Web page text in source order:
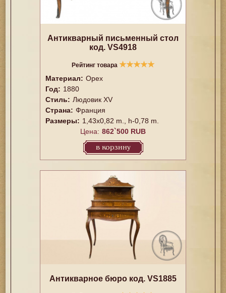
Антикварный письменный стол
код. VS4918
Рейтинг товара ★★★★★
Материал: Орех
Год: 1880
Стиль: Людовик XV
Страна: Франция
Размеры: 1,43x0,82 m., h-0,78 m.
Цена: 862`500 RUB
в корзину
Антикварное бюро код. VS1885